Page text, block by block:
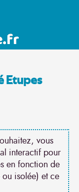
Etupes
vous
interactif pour
en fonction de
isolée) et ce